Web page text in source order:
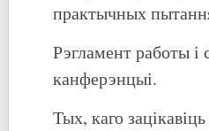
практычных
Рэгламент работы і
канферэнцыі.
Тых, каго